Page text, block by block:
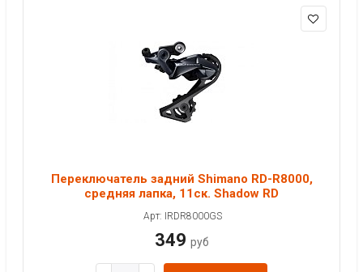
Переключатель задний Shimano RD-R8000,
средняя лапка, 11ск. Shadow RD
Арт: IRDR8000GS
349 руб